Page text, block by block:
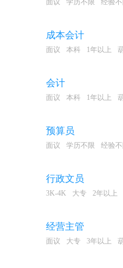
面议 学历不限 经验
成本会计
面议 本科 1年以上
会计
面议 本科 1年以上
预算员
面议 学历不限 经验
行政文员
3K-4K 大专 2年以上
经营主管
面议 大专 3年以上